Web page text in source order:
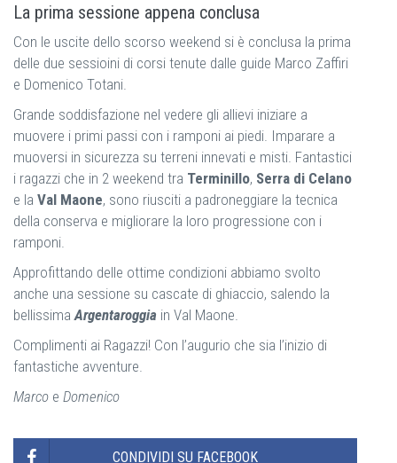
La prima sessione appena conclusa
Con le uscite dello scorso weekend si è conclusa la prima
delle due sessioini di corsi tenute dalle guide Marco Zaffiri
e Domenico Totani.
Grande soddisfazione nel vedere gli allievi iniziare a
muovere i primi passi con i ramponi ai piedi. Imparare a
muoversi in sicurezza su terreni innevati e misti. Fantastici
i ragazzi che in 2 weekend tra Terminillo, Serra di Celano
e la Val Maone, sono riusciti a padroneggiare la tecnica
della conserva e migliorare la loro progressione con i
ramponi.
Approfittando delle ottime condizioni abbiamo svolto
anche una sessione su cascate di ghiaccio, salendo la
bellissima Argentaroggia in Val Maone.
Complimenti ai Ragazzi! Con l’augurio che sia l’inizio di
fantastiche avventure.
Marco e Domenico
CONDIVIDI SU FACEBOOK